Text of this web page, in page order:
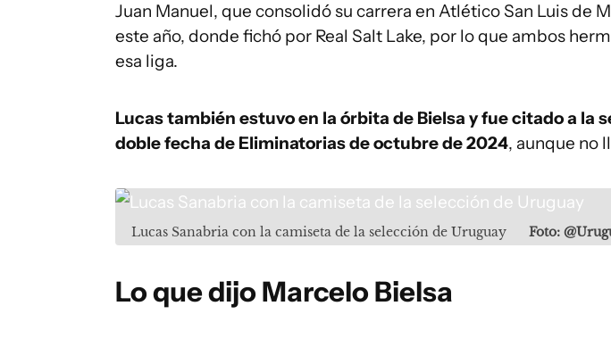
Juan Manuel, que consolidó su carrera en Atlético San Luis de
este año, donde fichó por Real Salt Lake, por lo que ambos
esa liga.
Lucas también estuvo en la órbita de Bielsa y fue citado a la
doble fecha de Eliminatorias de octubre de 2024, aunque no
Lucas Sanabria con la camiseta de la selección de Uruguay Foto:
Lo que dijo Marcelo Bielsa